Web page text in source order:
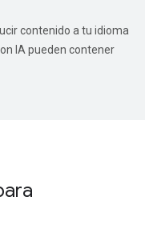
contenido a tu idioma
IA pueden contener